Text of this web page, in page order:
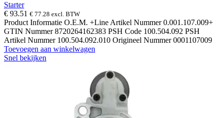
Starter
€ 93.51 € 77.28 excl. BTW
Product Informatie O.E.M. +Line Artikel Nummer 0.001.107.009+
GTIN Nummer 8720264162383 PSH Code 100.504.092 PSH
Artikel Nummer 100.504.092.010 Origineel Nummer 0001107009
Toevoegen aan winkelwagen
Snel bekijken